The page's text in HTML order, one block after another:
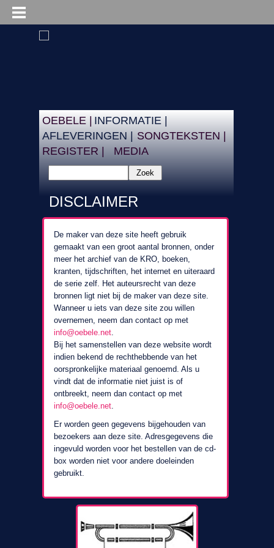
DISCLAIMER
De maker van deze site heeft gebruik
gemaakt van een groot aantal bronnen, onder
meer het archief van de KRO, boeken,
kranten, tijdschriften, het internet en uiteraard
de serie zelf. Het auteursrecht van deze
bronnen ligt niet bij de maker van deze site.
Wanneer u iets van deze site zou willen
overnemen, neem dan contact op met
info@oebele.net.
Bij het samenstellen van deze website wordt
indien bekend de rechthebbende van het
oorspronkelijke materiaal genoemd. Als u
vindt dat de informatie niet juist is of
ontbreekt, neem dan contact op met
info@oebele.net.
Er worden geen gegevens bijgehouden van
bezoekers aan deze site. Adresgegevens die
ingevuld worden voor het bestellen van de cd-
box worden niet voor andere doeleinden
gebruikt.
Zoek
REGISTER |
SONGTEKSTEN |
MEDIA
INFORMATIE |
AFLEVERINGEN |
OEBELE |